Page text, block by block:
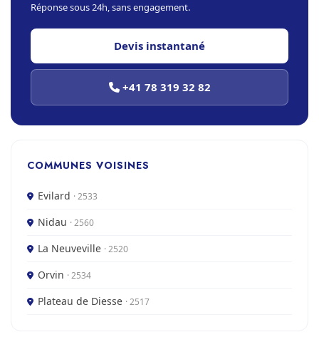
Réponse sous 24h, sans engagement.
Devis instantané
+41 78 319 32 82
COMMUNES VOISINES
Evilard · 2533
Nidau · 2560
La Neuveville · 2520
Orvin · 2534
Plateau de Diesse · 2517